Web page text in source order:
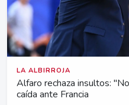
LA ALBIRROJA
Alfaro rechaza insultos:
caída ante Francia